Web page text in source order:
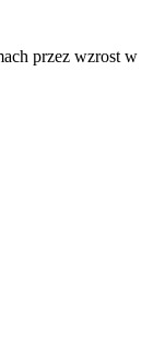
przez wzrost w